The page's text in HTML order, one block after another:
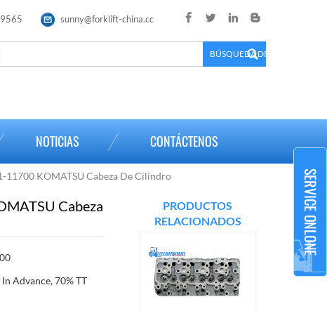
sunny@forklift-china.cc
×
NOTICIAS CONTÁCTENOS
11700 KOMATSU Cabeza De Cilindro
PRODUCTOS
RELACIONADOS
Cabeza
Advance, 70% TT